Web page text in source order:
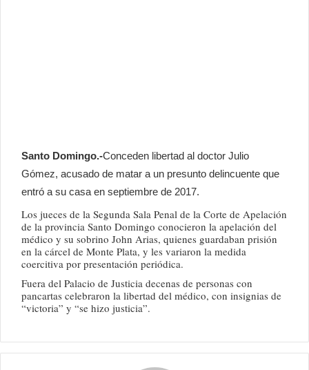
Santo Domingo.-Conceden libertad al doctor Julio
Gómez, acusado de matar a un presunto delincuente que
entró a su casa en septiembre de 2017.
Los jueces de la Segunda Sala Penal de la Corte de Apelación
de la provincia Santo Domingo conocieron la apelación del
médico y su sobrino John Arias, quienes guardaban prisión
en la cárcel de Monte Plata, y les variaron la medida
coercitiva por presentación periódica.
Fuera del Palacio de Justicia decenas de personas con
pancartas celebraron la libertad del médico, con insignias de
“victoria” y “se hizo justicia”.